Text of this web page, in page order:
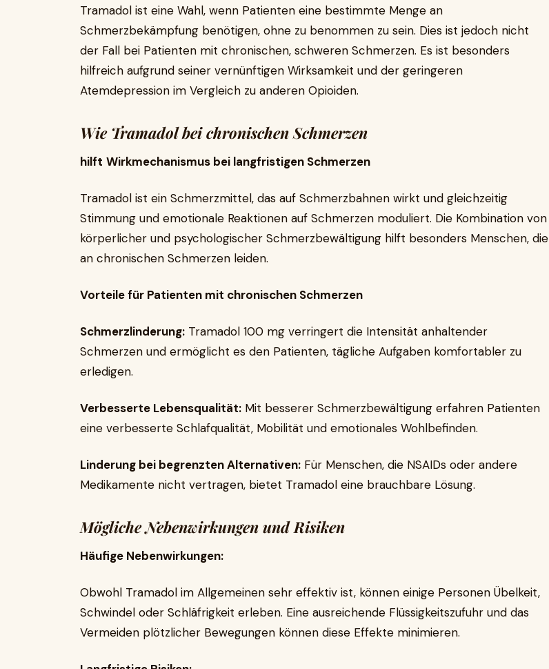
Tramadol ist eine Wahl, wenn Patienten eine bestimmte Menge an
Schmerzbekämpfung benötigen, ohne zu benommen zu sein. Dies ist jedoch nicht
der Fall bei Patienten mit chronischen, schweren Schmerzen. Es ist besonders
hilfreich aufgrund seiner vernünftigen Wirksamkeit und der geringeren
Atemdepression im Vergleich zu anderen Opioiden.
Wie Tramadol bei chronischen Schmerzen
hilft Wirkmechanismus bei langfristigen Schmerzen
Tramadol ist ein Schmerzmittel, das auf Schmerzbahnen wirkt und gleichzeitig
Stimmung und emotionale Reaktionen auf Schmerzen moduliert. Die Kombination von
körperlicher und psychologischer Schmerzbewältigung hilft besonders Menschen, die
an chronischen Schmerzen leiden.
Vorteile für Patienten mit chronischen Schmerzen
Schmerzlinderung: Tramadol 100 mg verringert die Intensität anhaltender
Schmerzen und ermöglicht es den Patienten, tägliche Aufgaben komfortabler zu
erledigen.
Verbesserte Lebensqualität: Mit besserer Schmerzbewältigung erfahren Patienten
eine verbesserte Schlafqualität, Mobilität und emotionales Wohlbefinden.
Linderung bei begrenzten Alternativen: Für Menschen, die NSAIDs oder andere
Medikamente nicht vertragen, bietet Tramadol eine brauchbare Lösung.
Mögliche Nebenwirkungen und Risiken
Häufige Nebenwirkungen:
Obwohl Tramadol im Allgemeinen sehr effektiv ist, können einige Personen Übelkeit,
Schwindel oder Schläfrigkeit erleben. Eine ausreichende Flüssigkeitszufuhr und das
Vermeiden plötzlicher Bewegungen können diese Effekte minimieren.